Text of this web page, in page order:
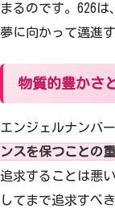
まるのです。626は
夢に向かって邁進
物質的豊かさ
エンジェルナンバー
ンスを保つことの
追求することは悪
してまで追求すべ